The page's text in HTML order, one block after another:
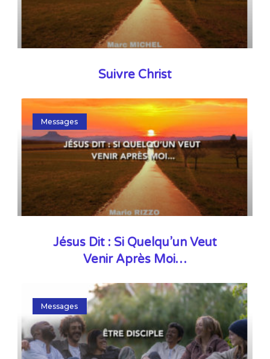
Suivre Christ
Messages
Jésus Dit : Si Quelqu’un Veut
Venir Après Moi…
Messages